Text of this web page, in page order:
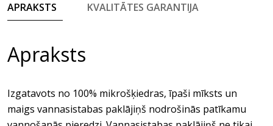
APRAKSTS KVALITĀTES GARANTIJA
Apraksts
Izgatavots no 100% mikrošķiedras, īpaši mīksts un
maigs vannasistabas paklājiņš nodrošinās patīkamu